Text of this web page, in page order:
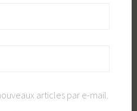
articles par e-mail.